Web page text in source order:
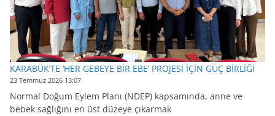
KARABÜK’TE ‘HER GEBEYE BİR EBE’ PROJESİ İÇİN GÜÇ BİRLİĞİ
23 Temmuz 2026 13:07
Normal Doğum Eylem Planı (NDEP) kapsamında, anne ve
bebek sağlığını en üst düzeye çıkarmak